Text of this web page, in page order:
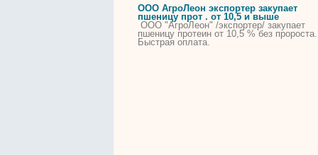
ООО АгроЛеон экспортер закупает
пшеницу прот . от 10,5 и выше
ООО "АгроЛеон" /экспортер/ закупает
пшеницу протеин от 10,5 % без пророста.
Быстрая оплата.